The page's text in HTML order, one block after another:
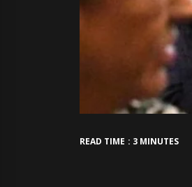
READ TIME : 3 MINUTES